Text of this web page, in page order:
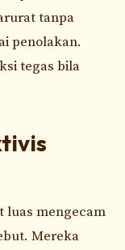
tanpa
penolakan.
tegas bila
luas mengecam
Mereka